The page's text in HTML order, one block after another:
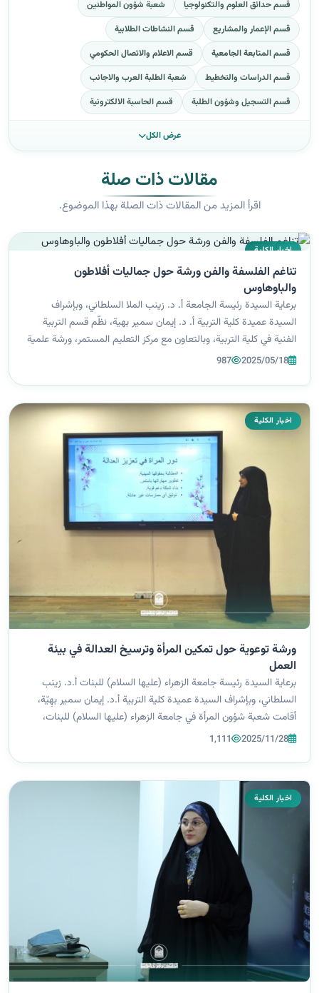
قسم حدائق العلوم والتكنولوجيا
شعبة شؤون المواطنين
قسم الإعمار والمشاريع
قسم النشاطات الطلابية
قسم المتابعة الجامعية
قسم الاعلام والاتصال الحكومي
قسم الدراسات والتخطيط
شعبة الطلبة العرب والاجانب
قسم التسجيل وشؤون الطلبة
قسم الحاسبة الالكترونية
عرض الكل
مقالات ذات صلة
اقرأ المزيد من المقالات ذات الصلة بهذا الموضوع.
اخبار الكلية
تناغم الفلسفة والفن ورشة حول جماليات أفلاطون
والباوهاوس
برعاية السيدة رئيسة الجامعة أ. د. زينب الملا السلطاني، وبإشراف
السيدة عميدة كلية التربية أ. د. إيمان سمير بهية، نظّم قسم التربية
الفنية في كلية التربية، وبالتعاون مع مركز التعليم المستمر، ورشة علمية
بعنوان: “نظرية أفلاطون وجماليات الباوهاوس”، قدّمتها التدريسية...
2025/05/18
987
اخبار الكلية
ورشة توعوية حول تمكين المرأة وترسيخ العدالة في بيئة
العمل
برعاية السيدة رئيسة جامعة الزهراء (عليها السلام) للبنات أ.د. زينب
السلطاني، وبإشراف السيدة عميدة كلية التربية أ.د. إيمان سمير بهِيّة،
أقامت شعبة شؤون المرأة في جامعة الزهراء (عليها السلام) للبنات،
وبالتعاون مع كليات التربية - قسم اللغة الانجليزية، وقسم التعليم...
2025/11/28
1,111
اخبار الكلية